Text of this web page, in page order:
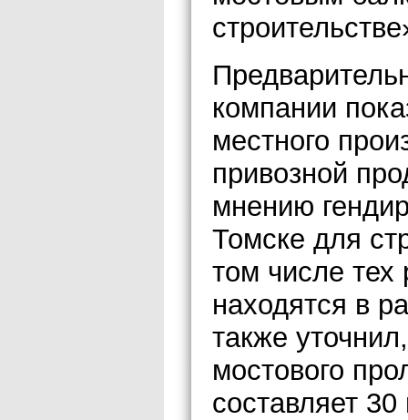
компании
местного
привозной
мнению
Томске для
том числе тех
находятся в
также
мостового
составляет